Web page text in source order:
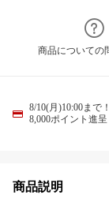
商品についての
8/10(月)10:00まで
8,000ポイント進呈
商品説明